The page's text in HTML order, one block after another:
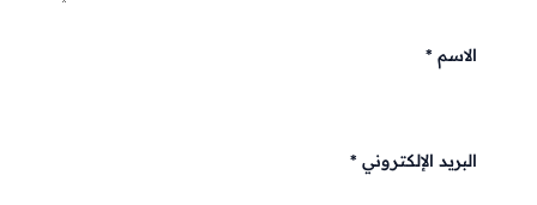
الاسم *
البريد الإلكتروني *